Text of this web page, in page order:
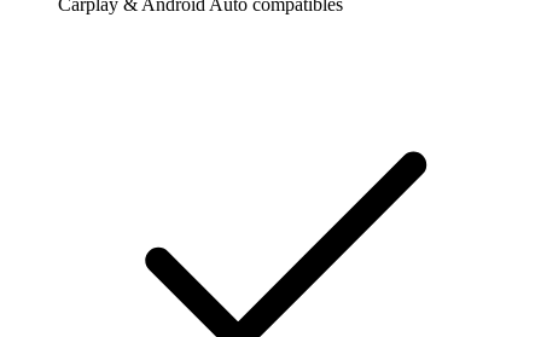
Carplay & Android Auto compatibles